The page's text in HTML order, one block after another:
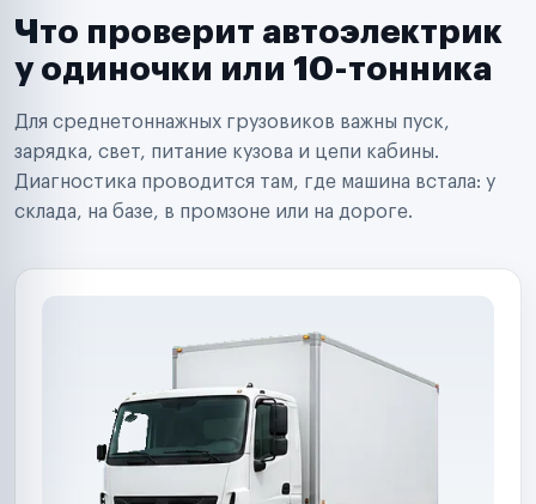
Автодилеры
Поставщики запчастей
Аренда спецтехники
Ремонт спецтехники
Ритейл-сети
Управляющие компании
Страховые компании
Что проверит автоэлектрик
у одиночки или 10-тонника
Для среднетоннажных грузовиков важны пуск,
зарядка, свет, питание кузова и цепи кабины.
Диагностика проводится там, где машина встала: у
склада, на базе, в промзоне или на дороге.